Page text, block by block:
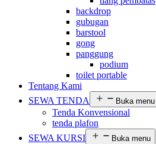
backdrop
gubugan
barstool
gong
panggung
podium
toilet portable
Tentang Kami
SEWA TENDA
Buka menu
Tenda Konvensional
tenda plafon
SEWA KURSI
Buka menu